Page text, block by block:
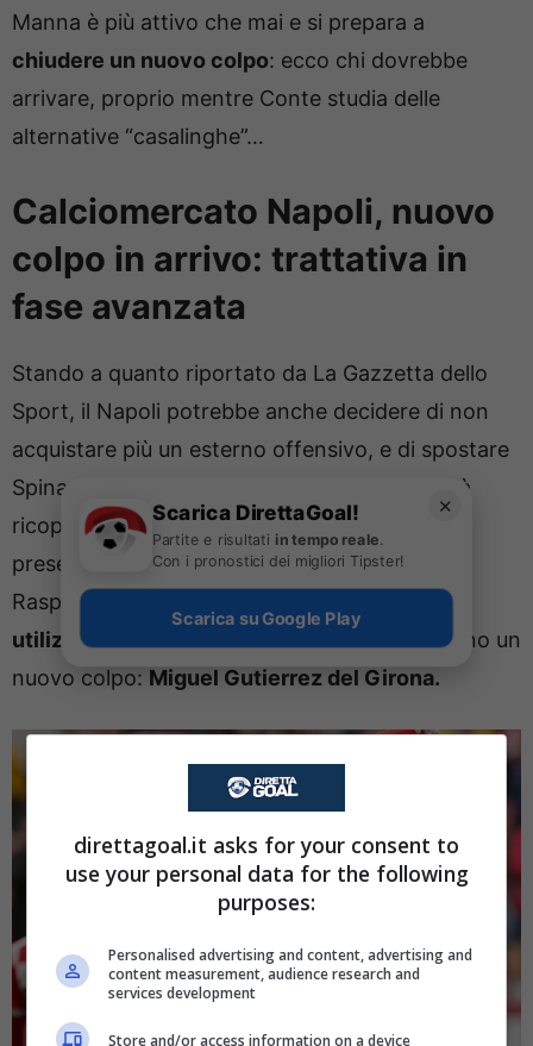
Manna è più attivo che mai e si prepara a
chiudere un nuovo colpo: ecco chi dovrebbe
arrivare, proprio mentre Conte studia delle
alternative “casalinghe”…
Calciomercato Napoli, nuovo
colpo in arrivo: trattativa in
fase avanzata
Stando a quanto riportato da La Gazzetta dello
Sport, il Napoli potrebbe anche decidere di non
acquistare più un esterno offensivo, e di spostare
Spinazzola in quella posizione; l’italiano ha già
ricoperto quel ruolo lo scorso anno e data la
presenza di Neres, Politano e Lang, oltre che
Raspadori, Conte potrebbe anche decidere di
utilizzare Spinazzola
. In difesa, invece, è vicino un
nuovo colpo: Miguel Gutierrez del Girona.
✕
Scarica DirettaGoal!
Partite e risultati in tempo reale.
Con i pronostici dei migliori Tipster!
Scarica su Google Play
direttagoal.it asks for your consent to
use your personal data for the following
purposes:
Personalised advertising and content, advertising and
content measurement, audience research and
services development
Store and/or access information on a device